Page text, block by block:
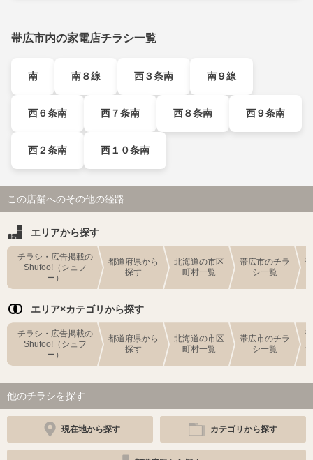
帯広市内の家電店チラシ一覧
南 南８線 西３条南 南９線
西６条南 西７条南 西８条南 西９条南
西２条南 西１０条南
この店舗へのその他の経路
エリアから探す
チラシ・広告掲載の
Shufoo!（シュフ
ー）
都道府県から
探す
北海道の市区
町村一覧
帯広市のチラ
シ一覧
エリア×カテゴリから探す
チラシ・広告掲載の
Shufoo!（シュフ
ー）
都道府県から
探す
北海道の市区
町村一覧
帯広市のチラ
シ一覧
他のチラシを探す
現在地から探す カテゴリから探す